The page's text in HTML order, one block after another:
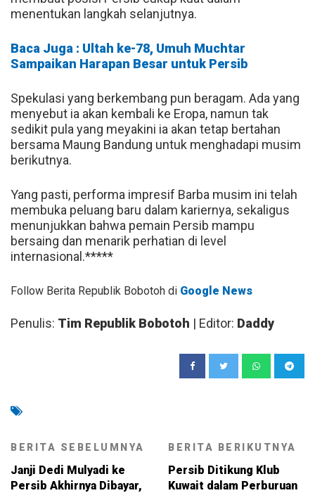
menentukan langkah selanjutnya.
Baca Juga : Ultah ke-78, Umuh Muchtar
Sampaikan Harapan Besar untuk Persib
Spekulasi yang berkembang pun beragam. Ada yang
menyebut ia akan kembali ke Eropa, namun tak
sedikit pula yang meyakini ia akan tetap bertahan
bersama Maung Bandung untuk menghadapi musim
berikutnya.
Yang pasti, performa impresif Barba musim ini telah
membuka peluang baru dalam kariernya, sekaligus
menunjukkan bahwa pemain Persib mampu
bersaing dan menarik perhatian di level
internasional.*****
Follow Berita Republik Bobotoh di Google News
Penulis: Tim Republik Bobotoh | Editor: Daddy
BERITA SEBELUMNYA
Janji Dedi Mulyadi ke
Persib Akhirnya Dibayar,
BERITA BERIKUTNYA
Persib Ditikung Klub
Kuwait dalam Perburuan